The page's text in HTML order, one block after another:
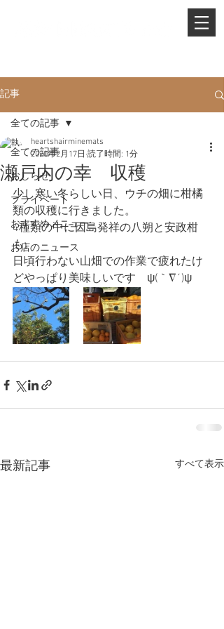
記事
全ての記事
おしらせ
プライベート
おすすめメニュー
お店のニュース
全ての記事
瀬戸内の幸 収穫
heartshairminemats
2020年2月17日 読了時間: 1分
少し寒い冬らしい日、ウチの畑に柑橘
類の収穫に行きました。
4種類の中に因島発祥の八朔と安政柑
も。
日頃行わない山畑での作業で疲れたけ
どやっぱり美味しいです　ψ(｀∇´)ψ
最新記事 すべて表示